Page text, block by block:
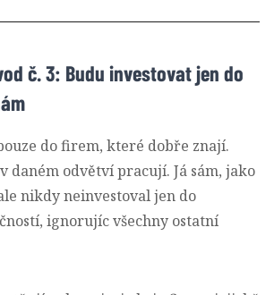
č. 3: Budu investovat jen do
do firem, které dobře znají.
daném odvětví pracují. Já sám, jako
nikdy neinvestoval jen do
ignorujíc všechny ostatní